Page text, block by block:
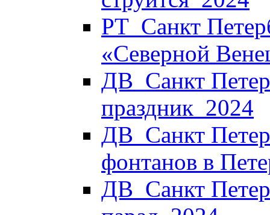
РТ_Санкт
«Северной
ДВ_Санкт
праздник_2024
ДВ_Санкт
фонтанов в
ДВ_Санкт